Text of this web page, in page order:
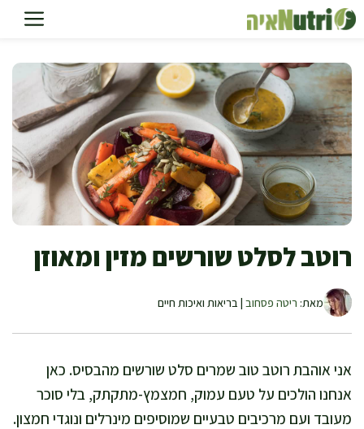
לדלג
לתוכן
רוטב לסלט שורשים מזין ומאוזן
מאת: ריטה פסחוב | בריאות ואיכות חיים
אני אוהבת רוטב טוב שמרים סלט שורשים מהבסיס. כאן
אנחנו הולכים על טעם עמוק, חמצמץ-מתקתק, בלי סוכר
מעובד ועם מרכיבים טבעיים שמוסיפים מינרלים ונוגדי חמצון.